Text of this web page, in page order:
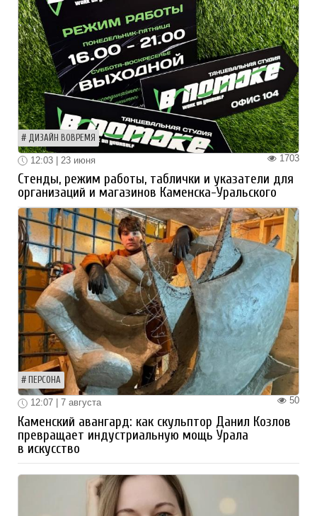
ДИЗАЙН ВОВРЕМЯ
1703
12:03 | 23 июня
Стенды, режим работы, таблички и указатели для
организаций и магазинов Каменска-Уральского
ПЕРСОНА
50
12:07 | 7 августа
Каменский авангард: как скульптор Данил Козлов
превращает индустриальную мощь Урала
в искусство